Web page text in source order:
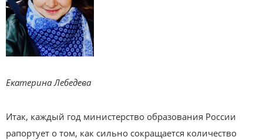
Екатерина Лебедева
Итак, каждый год министерство образования России
рапортует о том, как сильно сокращается количество